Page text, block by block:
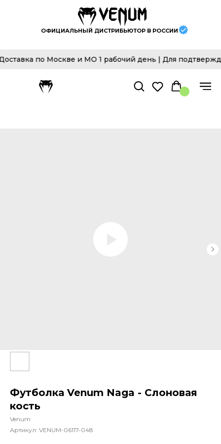
ОФИЦИАЛЬНЫЙ ДИСТРИБЬЮТОР В РОССИИ
по Москве и МО 1 рабочий день | Для
Футболка Venum Naga - Слоновая
кость
Venum
Артикул: VENUM-06117-048